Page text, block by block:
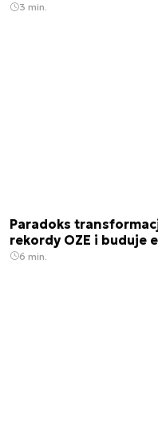
3 min.
Paradoks
rekordy OZE i buduje
6 min.